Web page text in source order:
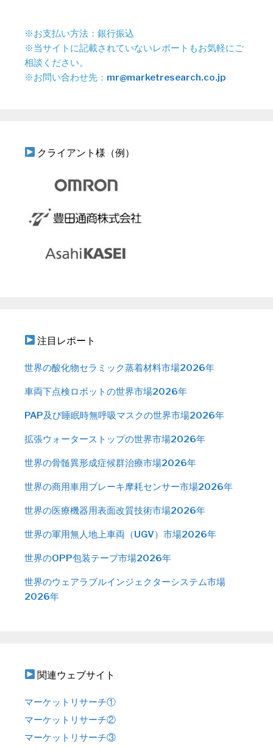
※お支払い方法：銀行振込
※当サイトに記載されていないレポートもお気軽にご
相談ください。
※お問い合わせ先： mr@marketresearch.co.jp
クライアント様（例）
注目レポート
世界の酸化物セラミック蒸着材料市場2026年
車両下点検ロボットの世界市場2026年
PAP及び睡眠時無呼吸マスクの世界市場2026年
拡張ウォーターストップの世界市場2026年
世界の骨髄異形成症候群治療市場2026年
世界の商用車用ブレーキ摩耗センサー市場2026年
世界の医療機器用表面改質技術市場2026年
世界の軍用無人地上車両（UGV）市場2026年
世界のOPP包装テープ市場2026年
世界のウェアラブルインジェクターシステム市場
2026年
関連ウェブサイト
マーケットリサーチ①
マーケットリサーチ②
マーケットリサーチ③